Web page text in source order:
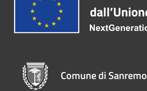
Comune di Sanremo